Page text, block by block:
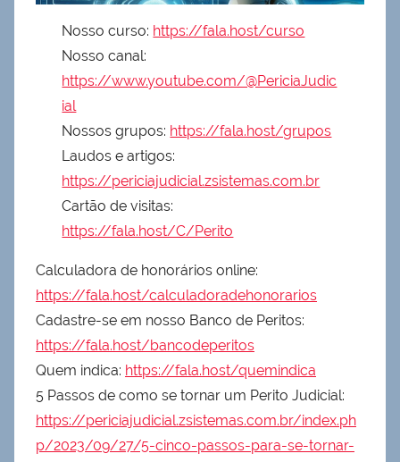
Nosso curso: https://fala.host/curso
Nosso canal:
https://www.youtube.com/@PericiaJudic
ial
Nossos grupos: https://fala.host/grupos
Laudos e artigos:
https://periciajudicial.zsistemas.com.br
Cartão de visitas:
https://fala.host/C/Perito
Calculadora de honorários online:
https://fala.host/calculadoradehonorarios
Cadastre-se em nosso Banco de Peritos:
https://fala.host/bancodeperitos
Quem indica: https://fala.host/quemindica
5 Passos de como se tornar um Perito Judicial:
https://periciajudicial.zsistemas.com.br/index.ph
p/2023/09/27/5-cinco-passos-para-se-tornar-